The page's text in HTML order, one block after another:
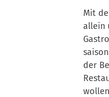
Mit
allein
der